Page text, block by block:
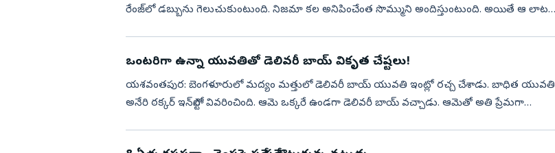
రేంజ్‌లో డబ్బును గెలుచుకుంటుంది. నిజమా కల అనిపించేంత సొమ్ముని అందిస్తుంటుంది. అయితే ఆ లాటరీ
ఒంటరిగా ఉన్నా యువతితో డెలివరీ బాయ్ వికృత చేష్టలు!
యశవంతపుర: బెంగళూరులో మద్యం మత్తులో డెలివరీ బాయ్‌ యువతి ఇంట్లో రచ్చ చేశాడు. బాధిత యువతి
అనేరి ఠక్కర్‌ ఇన్‌స్టాలో వివరించింది. ఆమె ఒక్కరే ఉండగా డెలివరీ బాయ్‌ వచ్చాడు. ఆమెతో అతి ప్రేమగా